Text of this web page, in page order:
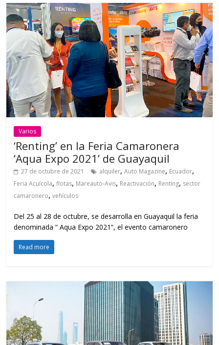
Varios
‘Renting’ en la Feria Camaronera
‘Aqua Expo 2021’ de Guayaquil
27 de octubre de 2021 alquiler,Auto Magazine, Ecuador,
Feria Acuícola,flotas, Mareauto-Avis, Reactivación, Renting, sector
camaronero,vehículos
Del 25 al 28 de octubre, se desarrolla en Guayaquil la feria
denominada “ Aqua Expo 2021”, el evento camaronero
Read more